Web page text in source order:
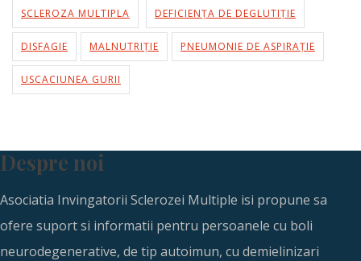
SCLEROZA MULTIPLA DEFICIENȚA DE DEGLUTIȚIE
DISFAGIE MALNUTRIȚIE PNEUMONIE DE ASPIRAȚIE
USCACIUNEA GURII
Despre noi
Asociatia Invingatorii Sclerozei Multiple isi propune sa
ofere suport si informatii pentru persoanele cu boli
neurodegenerative, de tip autoimun, cu demielinizari